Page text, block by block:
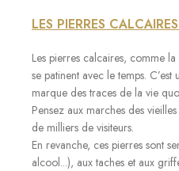
LES PIERRES
Les pierres calcaires, comme la
se patinent avec le temps.
marque des traces de la vie
Pensez aux marches des
de milliers de visiteurs.
En revanche, ces pierres sont
alcool...), aux taches et aux